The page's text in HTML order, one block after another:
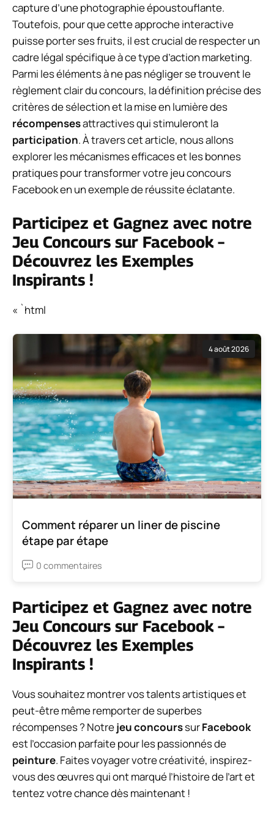
capture d’une photographie époustouflante.
Toutefois, pour que cette approche interactive
puisse porter ses fruits, il est crucial de respecter un
cadre légal spécifique à ce type d’action marketing.
Parmi les éléments à ne pas négliger se trouvent le
règlement clair du concours, la définition précise des
critères de sélection et la mise en lumière des
récompensesattractives qui stimuleront la
participation. À travers cet article, nous allons
explorer les mécanismes efficaces et les bonnes
pratiques pour transformer votre jeu concours
Facebook en un exemple de réussite éclatante.
Participez et Gagnez avec notre
Jeu Concours sur Facebook –
Découvrez les Exemples
Inspirants !
« `html
4 août 2026
Comment réparer un liner de piscine
étape par étape
0 commentaires
Participez et Gagnez avec notre
Jeu Concours sur Facebook –
Découvrez les Exemples
Inspirants !
Vous souhaitez montrer vos talents artistiques et
peut-être même remporter de superbes
récompenses ? Notrejeu concourssurFacebook
est l’occasion parfaite pour les passionnés de
peinture. Faites voyager votre créativité, inspirez-
vous des œuvres qui ont marqué l’histoire de l’art et
tentez votre chance dès maintenant !